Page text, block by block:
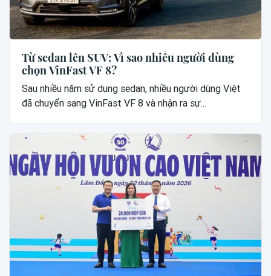
Từ sedan lên SUV: Vì sao nhiều người dùng
chọn VinFast VF 8?
Sau nhiều năm sử dụng sedan, nhiều người dùng Việt
đã chuyển sang VinFast VF 8 và nhận ra sự...